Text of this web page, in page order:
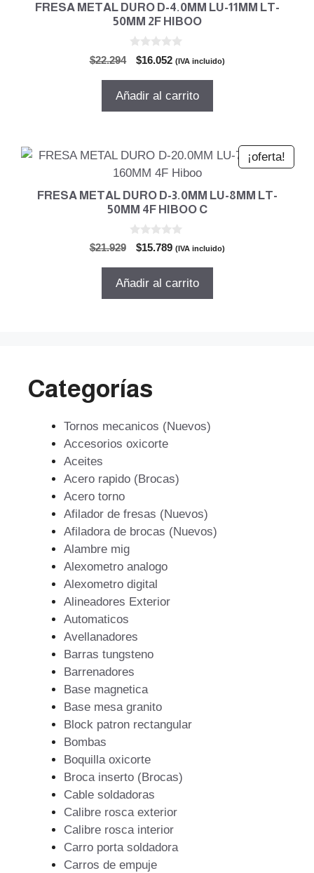
FRESA METAL DURO D-4.0MM LU-11MM LT-
50MM 2F HIBOO
$22.294
El
original
$16.052El
actual
(IVA incluido)
Añadir al carrito
¡oferta!
FRESA METAL DURO D-3.0MM LU-8MM LT-
50MM 4F HIBOO C
$21.929
El
original
$15.789El
actual
(IVA incluido)
Añadir al carrito
Categorías
Tornos mecanicos (Nuevos)
Accesorios oxicorte
Aceites
Acero rapido (Brocas)
Acero torno
Afilador de fresas (Nuevos)
Afiladora de brocas (Nuevos)
Alambre mig
Alexometro analogo
Alexometro digital
Alineadores Exterior
Automaticos
Avellanadores
Barras tungsteno
Barrenadores
Base magnetica
Base mesa granito
Block patron rectangular
Bombas
Boquilla oxicorte
Broca inserto (Brocas)
Cable soldadoras
Calibre rosca exterior
Calibre rosca interior
Carro porta soldadora
Carros de empuje